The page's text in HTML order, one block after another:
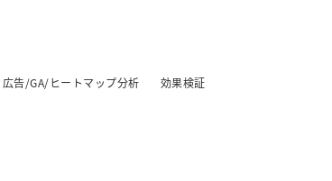
広告/GA/ヒートマップ分析 効果検証